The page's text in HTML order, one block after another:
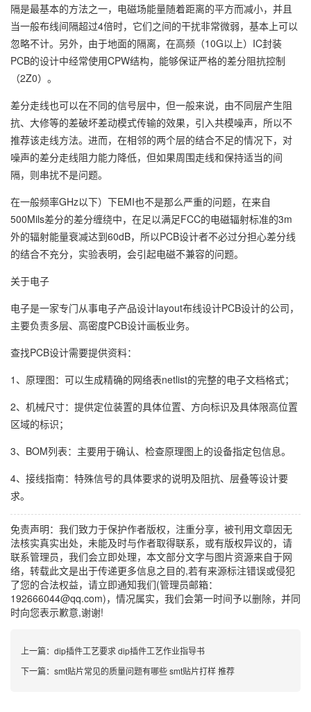
隔是最基本的方法之一，电磁场能量随着距离的平方而减小，并且
当一般布线间隔超过4倍时，它们之间的干扰非常微弱，基本上可以
忽略不计。另外，由于地面的隔离，在高频（10G以上）IC封装
PCB的设计中经常使用CPW结构，能够保证严格的差分阻抗控制
（2Z0）。
差分走线也可以在不同的信号层中，但一般来说，由不同层产生阻
抗、大修等的差破坏差动模式传输的效果，引入共模噪声，所以不
推荐该走线方法。进而，在相邻的两个层的结合不足的情况下，对
噪声的差分走线阻力能力降低，但如果周围走线和保持适当的间
隔，则串扰不是问题。
在一般频率GHz以下）下EMI也不是那么严重的问题，在来自
500Mils差分的差分缠绕中，在足以满足FCC的电磁辐射标准的3m
外的辐射能量衰减达到60dB，所以PCB设计者不必过分担心差分线
的结合不充分，实验表明，会引起电磁不兼容的问题。
关于电子
电子是一家专门从事电子产品设计layout布线设计PCB设计的公司，
主要负责多层、高密度PCB设计画板业务。
查找PCB设计需要提供资料：
1、原理图：可以生成精确的网络表netlist的完整的电子文档格式；
2、机械尺寸：提供定位装置的具体位置、方向标识及具体限高位置
区域的标识；
3、BOM列表：主要用于确认、检查原理图上的设备指定包信息。
4、接线指南：特殊信号的具体要求的说明及阻抗、层叠等设计要
求。
免责声明：我们致力于保护作者版权，注重分享，被刊用文章因无
法核实真实出处，未能及时与作者取得联系，或有版权异议的，请
联系管理员，我们会立即处理，本文部分文字与图片资源来自于网
络，转载此文是出于传递更多信息之目的,若有来源标注错误或侵犯
了您的合法权益，请立即通知我们(管理员邮箱：
192666044@qq.com)，情况属实，我们会第一时间予以删除，并同
时向您表示歉意,谢谢!
上一篇： dip插件工艺要求 dip插件工艺作业指导书
下一篇： smt贴片常见的质量问题有哪些 smt贴片打样 推荐